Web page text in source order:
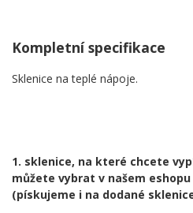
Kompletní specifikace
Sklenice na teplé nápoje.
1. sklenice, na které chcete
můžete vybrat v našem eshopu
(pískujeme i na dodané